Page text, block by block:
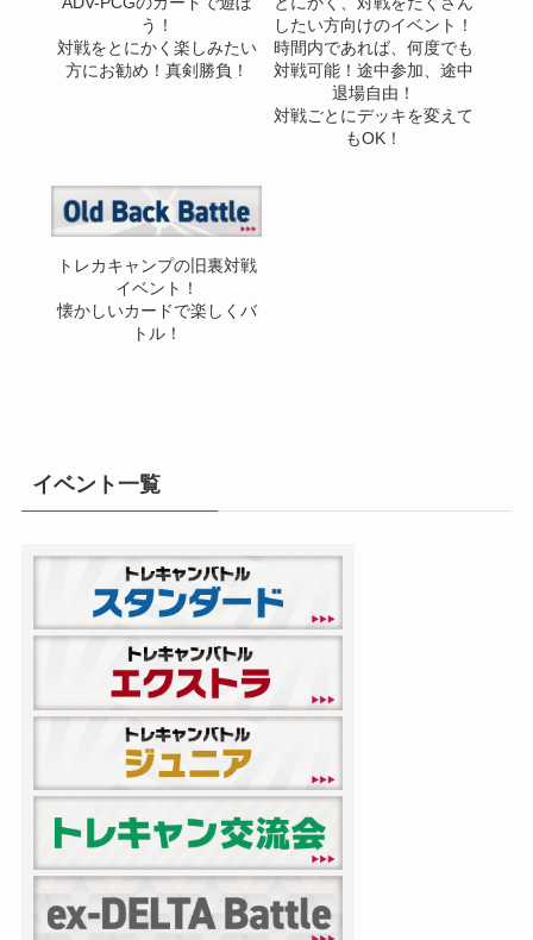
う！
対戦をとにかく楽しみたい
方にお勧め！真剣勝負！
したい方向けのイベント！
時間内であれば、何度でも
対戦可能！途中参加、途中
退場自由！
対戦ごとにデッキを変えて
もOK！
トレカキャンプの旧裏対戦
イベント！
懐かしいカードで楽しくバ
トル！
イベント一覧